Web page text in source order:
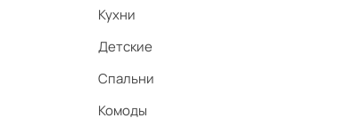
Кухни
Детские
Спальни
Комоды